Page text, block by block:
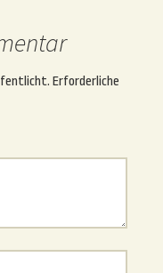
Erforderliche